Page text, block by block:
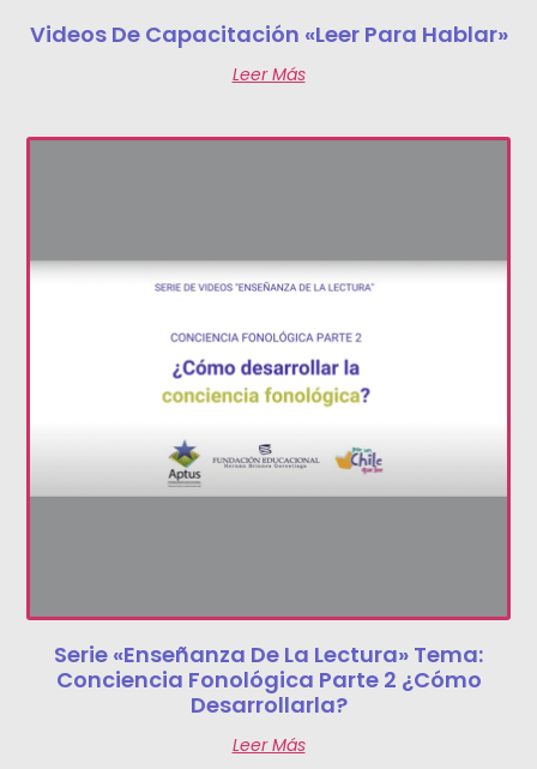
Videos De Capacitación «Leer Para Hablar»
Leer Más
Serie «Enseñanza De La Lectura» Tema:
Conciencia Fonológica Parte 2 ¿Cómo
Desarrollarla?
Leer Más